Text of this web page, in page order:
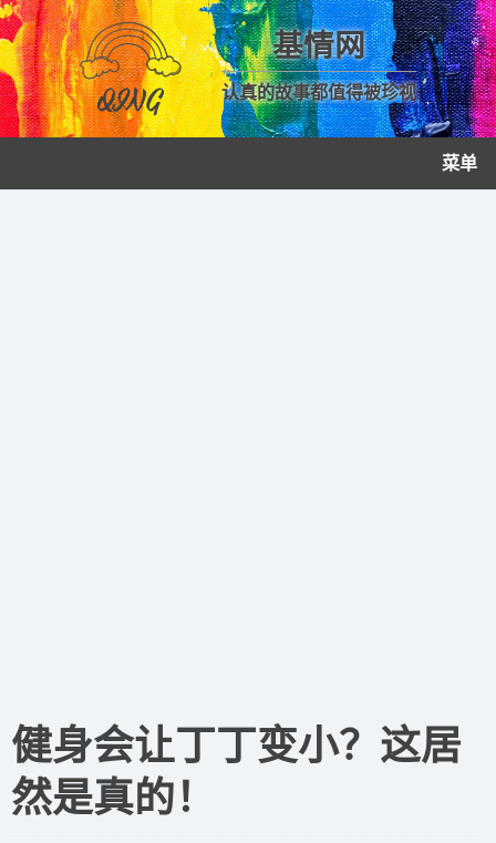
基情网
认真的故事都值得被珍视
菜单
健身会让丁丁变小？这居
然是真的！